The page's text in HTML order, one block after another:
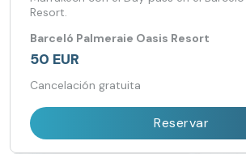
Resort.
Barceló Palmeraie Oasis Resort
50 EUR
Cancelación gratuita
Reservar